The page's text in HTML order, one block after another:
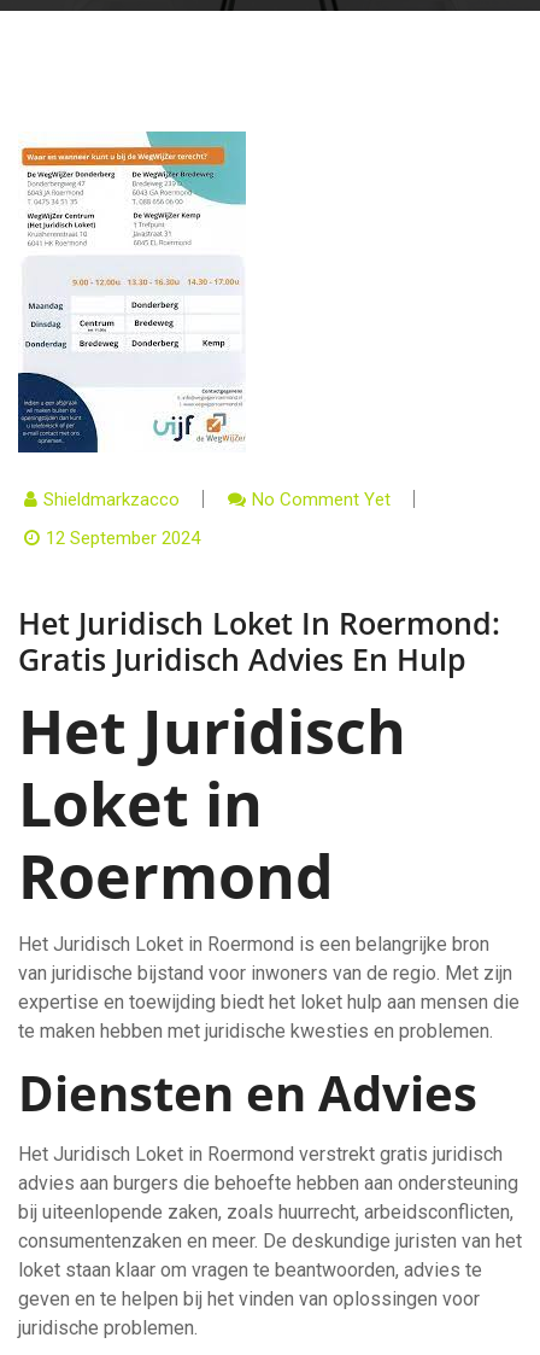
Shieldmarkzacco
No Comment Yet
12 September 2024
Het Juridisch Loket In Roermond:
Gratis Juridisch Advies En Hulp
Het Juridisch
Loket in
Roermond
Het Juridisch Loket in Roermond is een belangrijke bron
van juridische bijstand voor inwoners van de regio. Met zijn
expertise en toewijding biedt het loket hulp aan mensen die
te maken hebben met juridische kwesties en problemen.
Diensten en Advies
Het Juridisch Loket in Roermond verstrekt gratis juridisch
advies aan burgers die behoefte hebben aan ondersteuning
bij uiteenlopende zaken, zoals huurrecht, arbeidsconflicten,
consumentenzaken en meer. De deskundige juristen van het
loket staan klaar om vragen te beantwoorden, advies te
geven en te helpen bij het vinden van oplossingen voor
juridische problemen.